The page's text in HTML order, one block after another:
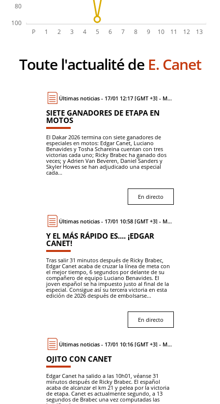
Toute l'actualité de E. Canet
Últimas noticias - 17/01 12:17 [GMT +3] - Moto
SIETE GANADORES DE ETAPA EN
MOTOS
El Dakar 2026 termina con siete ganadores de
especiales en motos: Edgar Canet, Luciano
Benavides y Tosha Schareina cuentan con tres
victorias cada uno; Ricky Brabec ha ganado dos
veces; y Adrien Van Beveren, Daniel Sanders y
Skyler Howes se han adjudicado una especial
cada...
En directo
Últimas noticias - 17/01 10:58 [GMT +3] - Moto
Y EL MÁS RÁPIDO ES.... ¡EDGAR
CANET!
Tras salir 31 minutos después de Ricky Brabec,
Edgar Canet acaba de cruzar la línea de meta con
el mejor tiempo, 6 segundos por delante de su
compañero de equipo Luciano Benavides. El
joven español se ha impuesto justo al final de la
especial. Consigue así su tercera victoria en esta
edición de 2026 después de embolsarse...
En directo
Últimas noticias - 17/01 10:16 [GMT +3] - Moto
OJITO CON CANET
Edgar Canet ha salido a las 10h01, véanse 31
minutos después de Ricky Brabec. El español
acaba de alcanzar el km 21 y pelea por la victoria
de etapa. Canet es actualmente segundo, a 13
segundos de Brabec una vez computadas las